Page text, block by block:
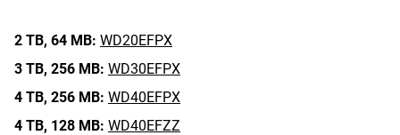
2 TB, 64 MB: WD20EFPX
3 TB, 256 MB: WD30EFPX
4 TB, 256 MB: WD40EFPX
4 TB, 128 MB: WD40EFZZ